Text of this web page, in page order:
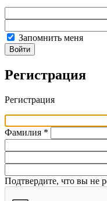
Запомнить меня
Войти
Регистрация
Регистрация
Фамилия *
Подтвердите, что вы не